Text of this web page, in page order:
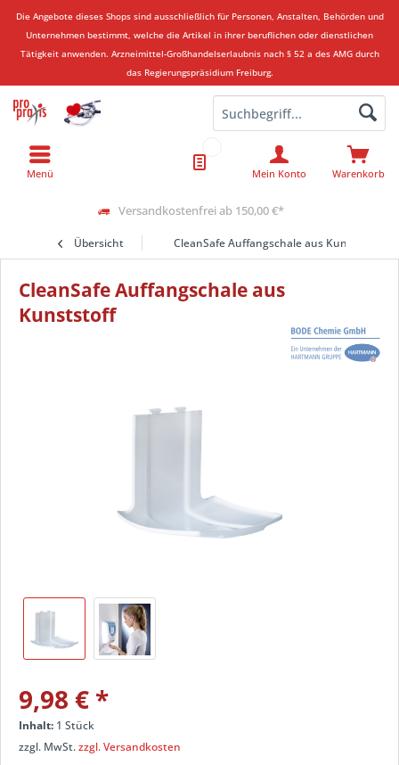
Die Angebote dieses Shops sind ausschließlich für Personen, Anstalten, Behörden und
Unternehmen bestimmt, welche die Artikel in ihrer beruflichen oder dienstlichen
Tätigkeit anwenden. Arzneimittel-Großhandelserlaubnis nach § 52 a des AMG durch
das Regierungspräsidium Freiburg.
Versandkostenfrei ab 150,00 €*
Warenkorb
Mein Konto
Menü
Übersicht CleanSafe Auffangschale aus Kunststoff
CleanSafe Auffangschale aus
Kunststoff
9,98 € *
Inhalt: 1 Stück
zzgl. MwSt.zzgl. Versandkosten